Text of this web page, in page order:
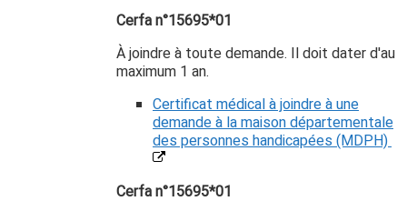
Cerfa n°15695*01
À joindre à toute demande. Il doit dater d'au
maximum 1 an.
Certificat médical à joindre à une
demande à la maison départementale
des personnes handicapées (MDPH)
Cerfa n°15695*01